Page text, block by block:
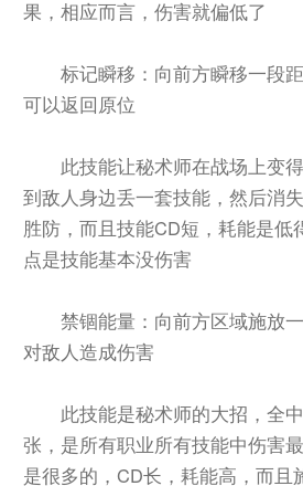
果，相应而言，伤害就偏低了
标记瞬移：向前方瞬移一段
可以返回原位
此技能让秘术师在战场上变
到敌人身边丢一套技能，然后消
胜防，而且技能CD短，耗能是低
点是技能基本没伤害
禁锢能量：向前方区域施放
对敌人造成伤害
此技能是秘术师的大招，全
张，是所有职业所有技能中伤害
是很多的，CD长，耗能高，而且